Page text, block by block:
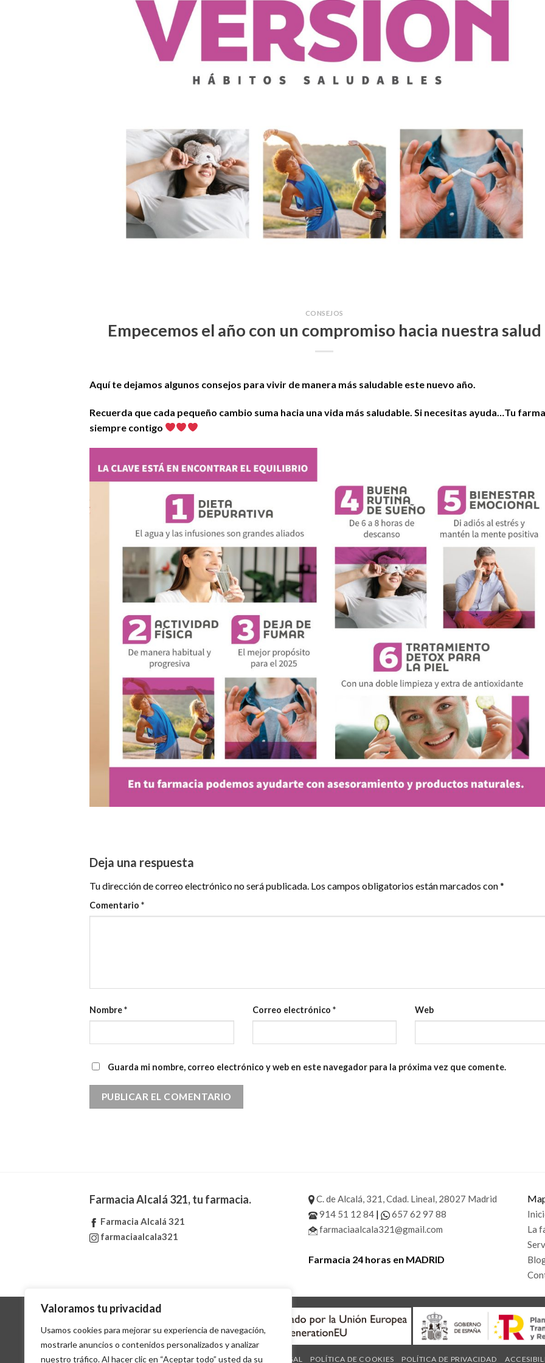
Valoramos tu privacidad
Usamos cookies para mejorar su experiencia de navegación,
mostrarle anuncios o contenidos personalizados y analizar
nuestro tráfico. Al hacer clic en “Aceptar todo” usted da su
CONSEJOS
Empecemos el año con un compromiso hacia nuestra salud
Aquí te dejamos algunos consejos para vivir de manera más saludable este nuevo año.
Recuerda que cada pequeño cambio suma hacia una vida más saludable. Si necesitas ayuda…Tu
siempre contigo
Deja una respuesta
Tu dirección de correo electrónico no será publicada. Los campos obligatorios están marcados con*
Comentario *
Nombre* Correo electrónico * Web
Guarda mi nombre, correo electrónico y web en este navegador para la próxima vez que comente.
Farmacia Alcalá 321, tu farmacia.
Farmacia Alcalá 321
farmaciaalcala321
C. de Alcalá, 321, Cdad. Lineal, 28027 Madrid
914 51 12 84|
657 62 97 88
farmaciaalcala321@gmail.com
Farmacia 24 horas en MADRID
La
AVISO LEGAL POLÍTICA DE COOKIES POLÍTICA DE PRIVACIDAD